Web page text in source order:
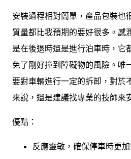
安裝過程相對簡單，產品包裝也
質量都比我預期的要好很多。感
是在後退時還是進行泊車時，它
免了剛好撞到障礙物的風險。唯
要對車輛進行一定的拆卸，對於
來說，還是建議找專業的技師來
優點：
反應靈敏，確保停車時更加